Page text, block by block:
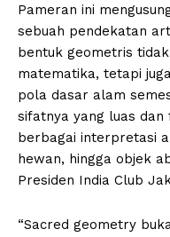
Pameran ini
sebuah pendekatan
bentuk geometris
matematika, tetapi
pola dasar alam
sifatnya yang luas
berbagai interpretasi
hewan, hingga objek
Presiden India Club
“Sacred geometry